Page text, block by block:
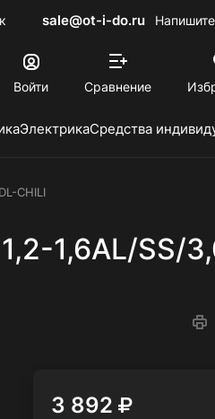
sale@ot-i-do.ru
Войти Сравнение
ЭлектрикаСредства
CHILI
1,6AL/SS/
3 892